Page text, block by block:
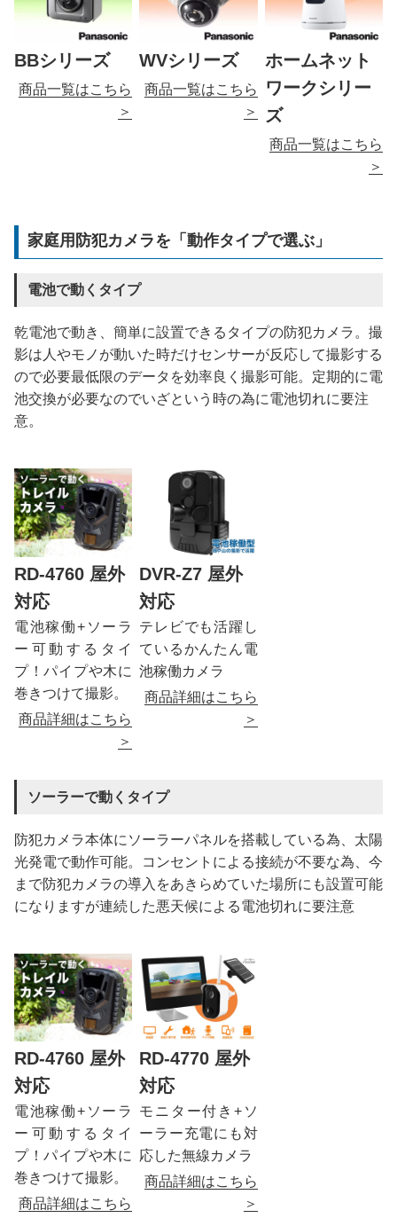
BBシリーズ
商品一覧はこちら
＞
WVシリーズ
商品一覧はこちら
＞
ホームネット
ワークシリー
ズ
商品一覧はこちら
＞
家庭用防犯カメラを「動作タイプで選ぶ」
電池で動くタイプ
乾電池で動き、簡単に設置できるタイプの防犯カメラ。撮
影は人やモノが動いた時だけセンサーが反応して撮影する
ので必要最低限のデータを効率良く撮影可能。定期的に電
池交換が必要なのでいざという時の為に電池切れに要注
意。
RD-4760 屋外
対応
電池稼働+ソーラ
ー可動するタイ
プ！パイプや木に
巻きつけて撮影。
商品詳細はこちら
＞
DVR-Z7 屋外
対応
テレビでも活躍し
ているかんたん電
池稼働カメラ
商品詳細はこちら
＞
ソーラーで動くタイプ
防犯カメラ本体にソーラーパネルを搭載している為、太陽
光発電で動作可能。コンセントによる接続が不要な為、今
まで防犯カメラの導入をあきらめていた場所にも設置可能
になりますが連続した悪天候による電池切れに要注意
RD-4760 屋外
対応
電池稼働+ソーラ
ー可動するタイ
プ！パイプや木に
巻きつけて撮影。
商品詳細はこちら
RD-4770 屋外
対応
モニター付き+ソ
ーラー充電にも対
応した無線カメラ
商品詳細はこちら
＞